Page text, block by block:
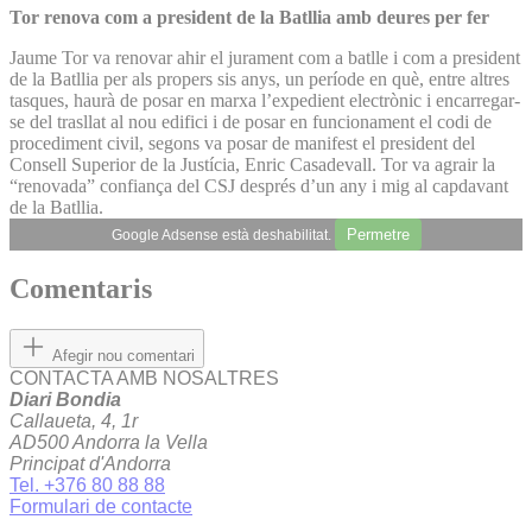
Tor renova com a president de la Batllia amb deures per fer
Jaume Tor va renovar ahir el jurament com a batlle i com a president
de la Batllia per als propers sis anys, un període en què, entre altres
tasques, haurà de posar en marxa l’expedient electrònic i encarregar-
se del trasllat al nou edifici i de posar en funcionament el codi de
procediment civil, segons va posar de manifest el president del
Consell Superior de la Justícia, Enric Casadevall. Tor va agrair la
“renovada” confiança del CSJ després d’un any i mig al capdavant
de la Batllia.
Google Adsense està deshabilitat. Permetre
Comentaris
Afegir nou comentari
CONTACTA AMB NOSALTRES
Diari Bondia
Callaueta, 4, 1r
AD500 Andorra la Vella
Principat d'Andorra
Tel. +376 80 88 88
Formulari de contacte